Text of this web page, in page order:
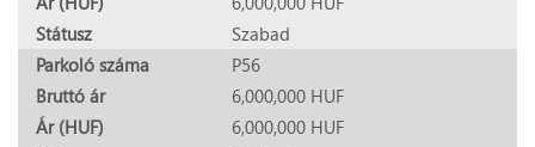
Státusz
Szabad
Parkoló száma
P56
Bruttó ár
6,000,000 HUF
Ár (HUF)
6,000,000 HUF